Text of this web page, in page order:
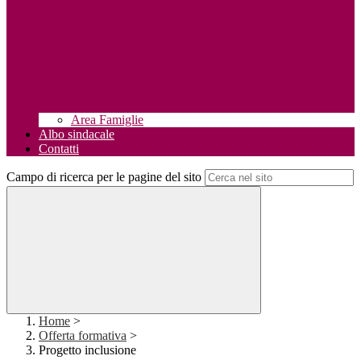
Area Famiglie
Albo sindacale
Contatti
Campo di ricerca per le pagine del sito
Home >
Offerta formativa >
Progetto inclusione